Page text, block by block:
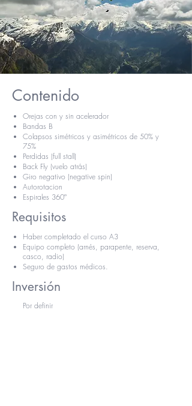
Contenido
Orejas con y sin acelerador
Bandas B
Colapsos simétricos y asimétricos de 50% y
75%
Perdidas (full stall)
Back Fly (vuelo atrás)
Giro negativo (negative spin)
Autorotacion
Espirales 360º
Requisitos
Haber completado el curso A3
Equipo completo (arnés, parapente, reserva,
casco, radio)
Seguro de gastos médicos.
Inversión
Por definir